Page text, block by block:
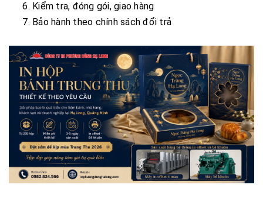
Kiểm tra, đóng gói, giao hàng
Bảo hành theo chính sách đổi trả